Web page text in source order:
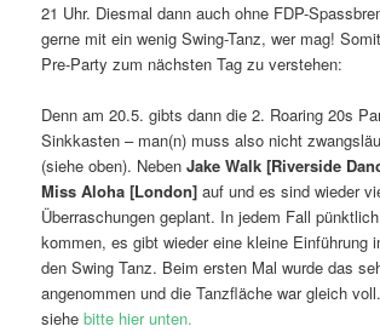
21 Uhr. Diesmal dann auch ohne FDP-
gerne mit ein wenig Swing-Tanz, wer mag!
Pre-Party zum nächsten Tag zu verstehen:
Denn am 20.5. gibts dann die 2. Roaring 20s
Sinkkasten – man(n) muss also nicht
(siehe oben). NebenJake Walk [Riverside
Miss Aloha [London]auf und es sind wieder
Überraschungen geplant. In jedem Fall
kommen, es gibt wieder eine kleine Einführung
den Swing Tanz. Beim ersten Mal wurde das
angenommen und die Tanzfläche war gleich
siehebitte hier unten.